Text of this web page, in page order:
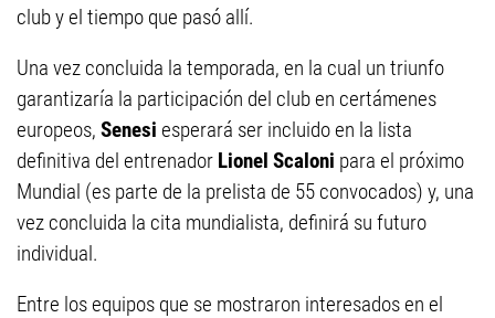
club y el tiempo que pasó allí.
Una vez concluida la temporada, en la cual un triunfo
garantizaría la participación del club en certámenes
europeos, Senesi esperará ser incluido en la lista
definitiva del entrenador Lionel Scaloni para el próximo
Mundial (es parte de la prelista de 55 convocados) y, una
vez concluida la cita mundialista, definirá su futuro
individual.
Entre los equipos que se mostraron interesados en el